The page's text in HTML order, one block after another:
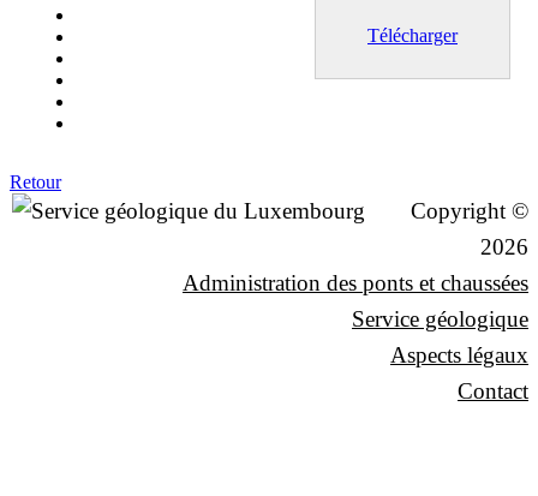
Télécharger
Retour
Copyright ©
2026
Administration des ponts et chaussées
Service géologique
Aspects légaux
Contact